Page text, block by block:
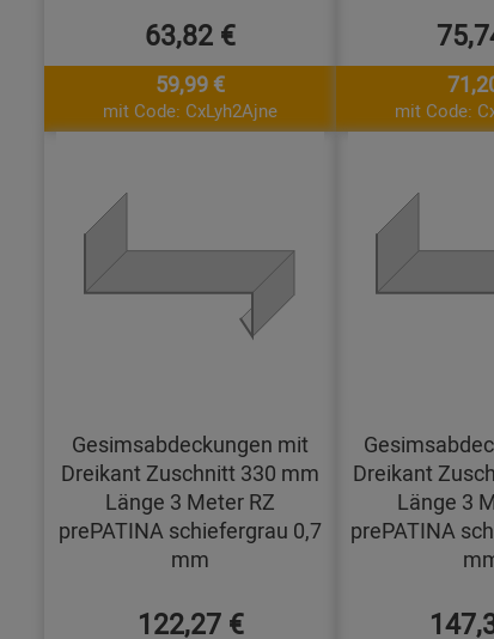
63,82 €
59,99 €
mit Code: CxLyh2Ajne mit Code:
Gesimsabdeckungen mit
Dreikant Zuschnitt 330 mm
Länge 3 Meter RZ
prePATINA schiefergrau 0,7
mm
122,27 €
Dreikant
Länge 3
prePATINA